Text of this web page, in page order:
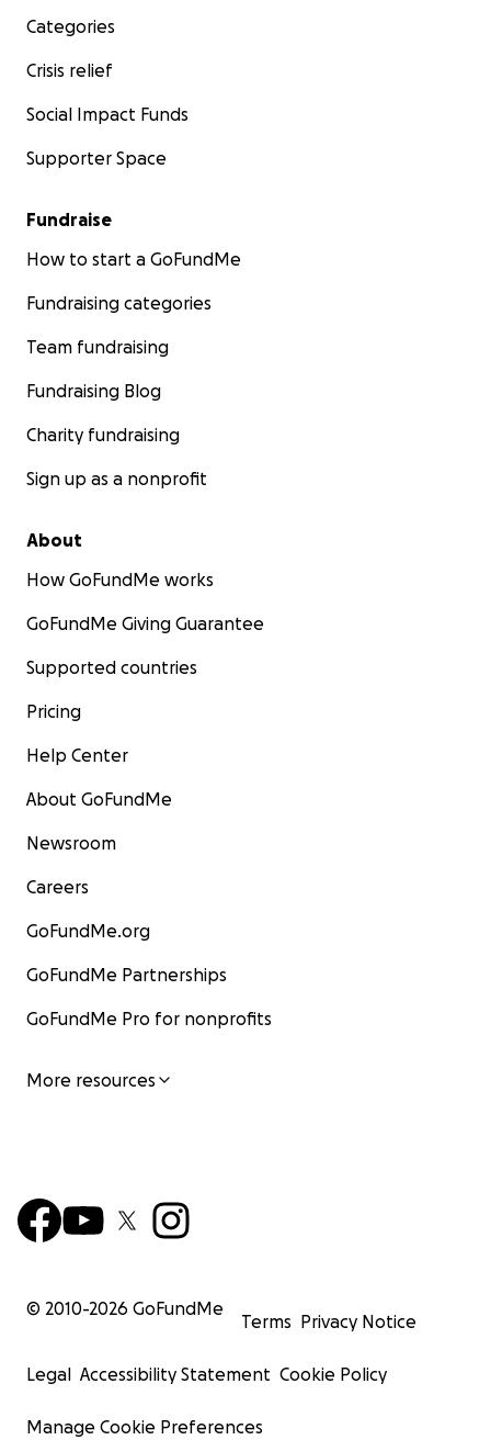
Categories
Crisis relief
Social Impact Funds
Supporter Space
Fundraise
How to start a GoFundMe
Fundraising categories
Team fundraising
Fundraising Blog
Charity fundraising
Sign up as a nonprofit
About
How GoFundMe works
GoFundMe Giving Guarantee
Supported countries
Pricing
Help Center
About GoFundMe
Newsroom
Careers
GoFundMe.org
GoFundMe Partnerships
GoFundMe Pro for nonprofits
More resources
© 2010-2026 GoFundMe
Terms Privacy Notice
Legal Accessibility Statement Cookie Policy
Manage Cookie Preferences